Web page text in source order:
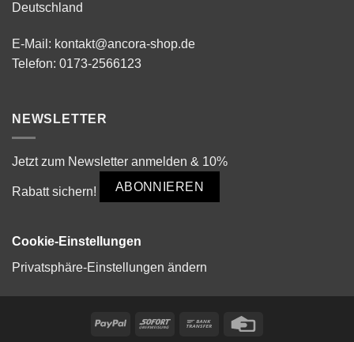
Deutschland
E-Mail: kontakt@ancora-shop.de
Telefon: 0173-2566123
NEWSLETTER
Jetzt zum Newsletter anmelden & 10%
Rabatt sichern! ABONNIEREN
Cookie-Einstellungen
Privatsphäre-Einstellungen ändern
PayPal Sofort
Bank